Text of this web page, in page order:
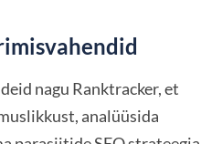
nagu Ranktracker, et
analüüsida